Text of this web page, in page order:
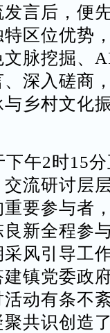
言后，便
区位优势
脉挖掘、
深入磋商
乡村文化
午2时15
流研讨层
要参与者
新全程参
风引导工
镇党委政
动有条不
共识创造